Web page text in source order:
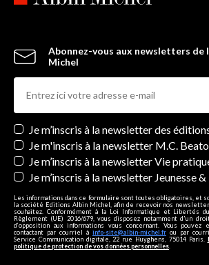
Abonnez-vous aux newsletters de
Michel
Newsletters
Je m’inscris à la newsletter des
Je m'inscris à la newsletter M.C.
Je m’inscris à la newsletter Vie
Je m’inscris à la newsletter Jeunesse
Les informations dans ce formulaire sont toutes obligatoires, et
la société Editions Albin Michel, afin de recevoir nos
souhaitez. Conformément à la Loi Informatique et Libertés
Règlement (UE) 2016/679, vous disposez notamment d'un
d’opposition aux informations vous concernant. Vous
contactant par courriel à info-site@albin-michel.fr ou par
Service Communication digitale, 22 rue Huyghens, 75014 Paris.
politique de protection de vos données personnelles